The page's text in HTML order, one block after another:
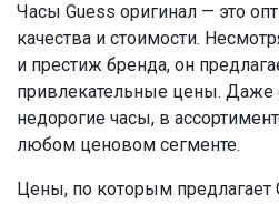
Часы Guess оригинал — это
качества и стоимости.
и престиж бренда, он
привлекательные цены. Даже
недорогие часы, в
любом ценовом сегменте.
Цены, по которым предлагает